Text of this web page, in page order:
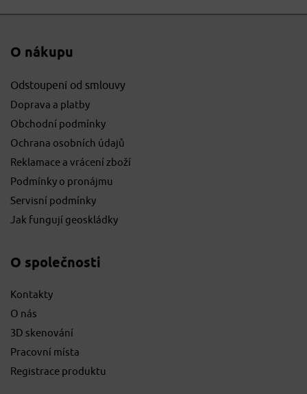
O nákupu
Odstoupení od smlouvy
Doprava a platby
Obchodní podmínky
Ochrana osobních údajů
Reklamace a vrácení zboží
Podmínky o pronájmu
Servisní podmínky
Jak fungují geoskládky
O společnosti
Kontakty
O nás
3D skenování
Pracovní místa
Registrace produktu